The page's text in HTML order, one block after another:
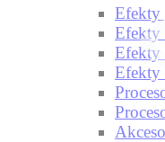
Efekty
Efekty
Efekty
Efekty